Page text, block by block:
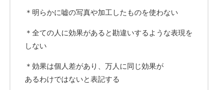
＊明らかに嘘の写真や加工したものを使わない
＊全ての人に効果があると勘違いするような表現を
しない
＊効果は個人差があり、万人に同じ効果が
あるわけではないと表記する